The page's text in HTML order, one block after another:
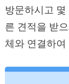
방문하시고
른 견적을 받
체와 연결하